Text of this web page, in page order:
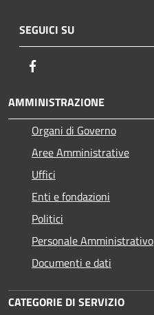
SEGUICI SU
AMMINISTRAZIONE
Organi di Governo
Aree Amministrative
Uffici
Enti e fondazioni
Politici
Personale Amministrativo
Documenti e dati
CATEGORIE DI SERVIZIO